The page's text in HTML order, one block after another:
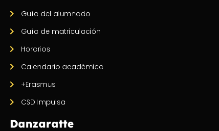
Guía del alumnado
Guía de matriculación
Horarios
Calendario académico
+Erasmus
CSD Impulsa
Danzaratte